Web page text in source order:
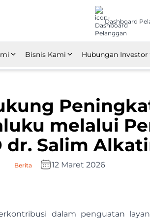
Dashboard
& Sertifikasi
dan
Bisnis Kami
Manufaktur
Manajemen Properti
Hubungan Investor
Laporan Tahunan
RUPS
melalui
dr. Salim
Berita 12 Maret 2026
dalam penguatan